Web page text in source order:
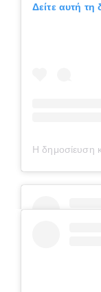
Δείτε αυτή
Η δημοσίευση